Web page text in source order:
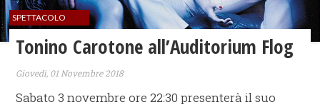
SPETTACOLO
Tonino Carotone all’Auditorium Flog
Giovedì, 01 Novembre 2018
Sabato 3 novembre ore 22:30 presenterà il suo